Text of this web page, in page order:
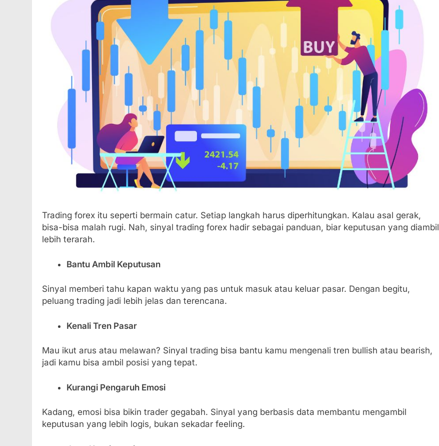
Trading forex itu seperti bermain catur. Setiap langkah harus diperhitungkan. Kalau asal gerak,
bisa-bisa malah rugi. Nah, sinyal trading forex hadir sebagai panduan, biar keputusan yang diambil
lebih terarah.
Bantu Ambil Keputusan
Sinyal memberi tahu kapan waktu yang pas untuk masuk atau keluar pasar. Dengan begitu,
peluang trading jadi lebih jelas dan terencana.
Kenali Tren Pasar
Mau ikut arus atau melawan? Sinyal trading bisa bantu kamu mengenali tren bullish atau bearish,
jadi kamu bisa ambil posisi yang tepat.
Kurangi Pengaruh Emosi
Kadang, emosi bisa bikin trader gegabah. Sinyal yang berbasis data membantu mengambil
keputusan yang lebih logis, bukan sekadar feeling.